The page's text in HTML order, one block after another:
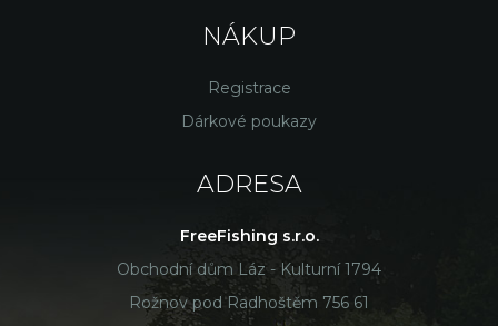
NÁKUP
Registrace
Dárkové poukazy
ADRESA
FreeFishing s.r.o.
Obchodní dům Láz - Kulturní 1794
Rožnov pod Radhoštěm 756 61